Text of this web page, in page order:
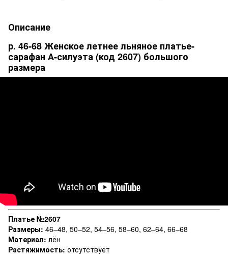
Описание
р. 46-68 Женское летнее льняное платье-
сарафан А-силуэта (код 2607) большого
размера
Платье №2607
Размеры: 46–48, 50–52, 54–56, 58–60, 62–64, 66–68
Материал: лён
Растяжимость: отсутствует